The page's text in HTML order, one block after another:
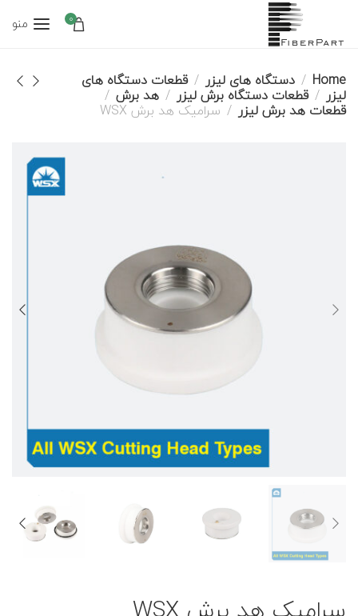
0 منو
Home دستگاه های لیزر قطعات دستگاه های
لیزر قطعات دستگاه برش لیزر هد برش
قطعات هد برش لیزر سرامیک هد برش WSX